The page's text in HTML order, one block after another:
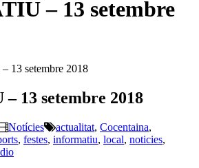
– 13 setembre
13 setembre 2018
13 setembre 2018
Notícies actualitat, Cocentaina,
, festes, informatiu, local, noticies,